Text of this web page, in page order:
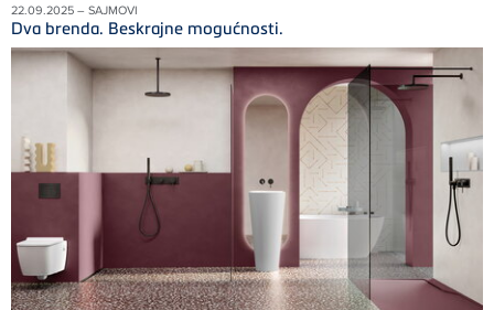
22.09.2025 – SAJMOVI
Dva brenda. Beskrajne mogućnosti.